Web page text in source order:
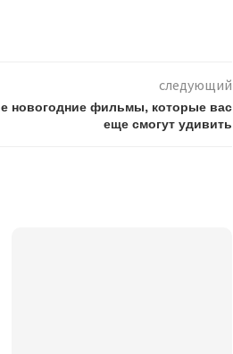
следующий
новогодние фильмы, которые вас
еще смогут удивить